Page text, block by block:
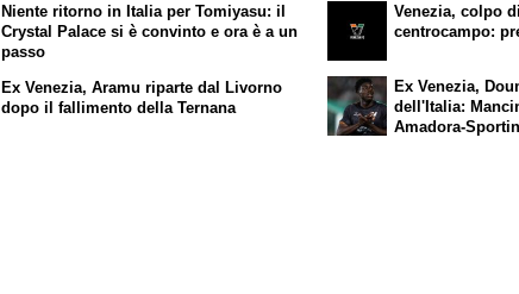
Niente ritorno in Italia per Tomiyasu: il
Crystal Palace si è convinto e ora è a un
passo
Ex Venezia, Aramu riparte dal Livorno
dopo il fallimento della Ternana
Venezia, colpo
centrocampo:
Ex Venezia,
dell'Italia:
Amadora-